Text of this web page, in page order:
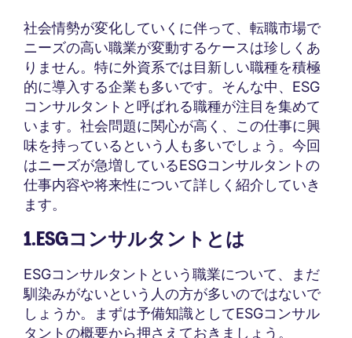
社会情勢が変化していくに伴って、転職市場で
ニーズの高い職業が変動するケースは珍しくあ
りません。特に外資系では目新しい職種を積極
的に導入する企業も多いです。そんな中、ESG
コンサルタントと呼ばれる職種が注目を集めて
います。社会問題に関心が高く、この仕事に興
味を持っているという人も多いでしょう。今回
はニーズが急増しているESGコンサルタントの
仕事内容や将来性について詳しく紹介していき
ます。
1.ESGコンサルタントとは
ESGコンサルタントという職業について、まだ
馴染みがないという人の方が多いのではないで
しょうか。まずは予備知識としてESGコンサル
タントの概要から押さえておきましょう。